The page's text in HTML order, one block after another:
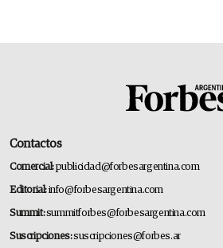
Contactos
Comercial:publicidad@forbesargentina.com
Editorial:info@forbesargentina.com
Summit:summitforbes@forbesargentina.com
Suscripciones:suscripciones@forbes.ar